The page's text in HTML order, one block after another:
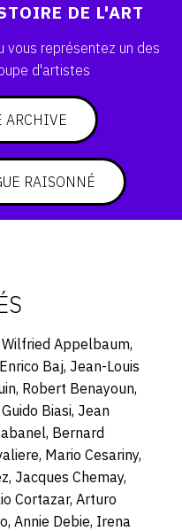
DE L'ART
vous représentez un des
d'artistes
ARCHIVE
RAISONNÉ
Appelbaum,
Baj, Jean-Louis
Robert Benayoun,
Biasi, Jean
Bernard
Mario Cesariny,
Jacques Chemay,
Cortazar, Arturo
Annie Debie, Irena